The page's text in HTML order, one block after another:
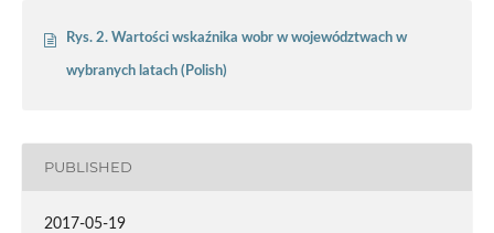
Rys. 2. Wartości wskaźnika wobr w województwach w
wybranych latach (Polish)
PUBLISHED
2017-05-19